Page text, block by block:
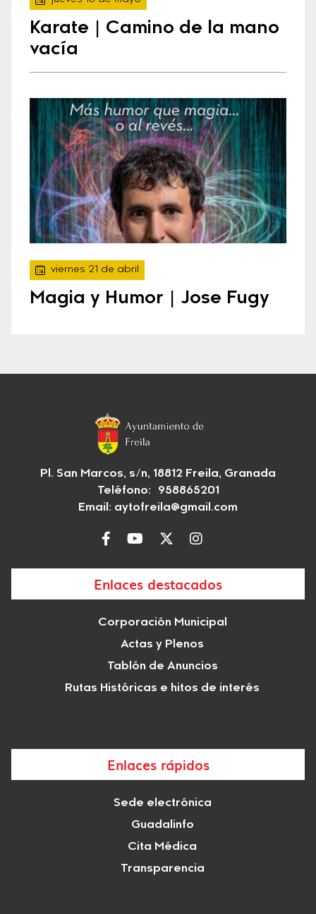
Karate | Camino de la mano
vacía
viernes 21 de abril
Magia y Humor | Jose Fugy
Pl. San Marcos, s/n, 18812 Freila, Granada
Teléfono: 958865201
Email: aytofreila@gmail.com
Enlaces destacados
Corporación Municipal
Actas y Plenos
Tablón de Anuncios
Rutas Históricas e hitos de interés
Enlaces rápidos
Sede electrónica
Guadalinfo
Cita Médica
Transparencia